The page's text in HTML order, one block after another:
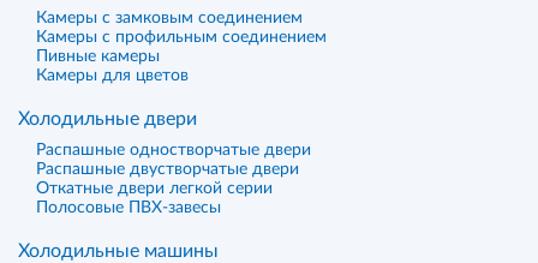
Камеры с замковым соединением
Камеры с профильным соединением
Пивные камеры
Камеры для цветов
Холодильные двери
Распашные одностворчатые двери
Распашные двустворчатые двери
Откатные двери легкой серии
Полосовые ПВХ-завесы
Холодильные машины